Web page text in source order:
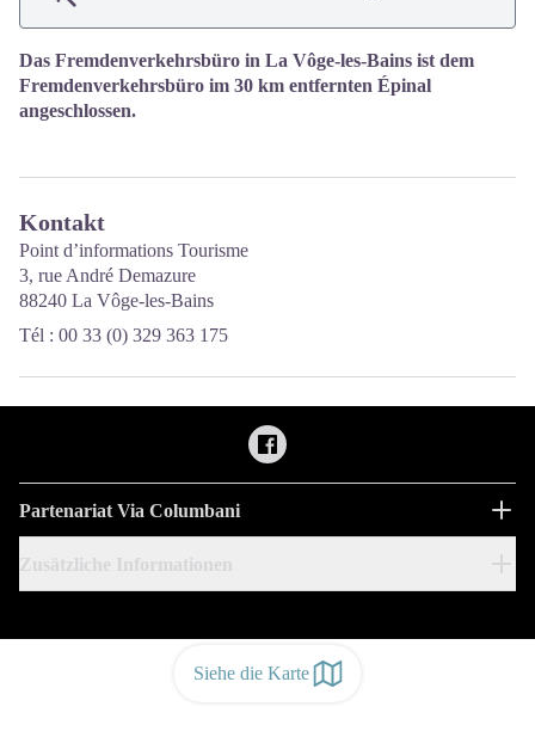
Siehe die Karte
Das Fremdenverkehrsbüro in La Vôge-les-Bains ist dem
Fremdenverkehrsbüro im 30 km entfernten Épinal
angeschlossen.
Kontakt
Point d’informations Tourisme
3, rue André Demazure
88240 La Vôge-les-Bains
Tél : 00 33 (0) 329 363 175
Partenariat Via Columbani
Zusätzliche Informationen